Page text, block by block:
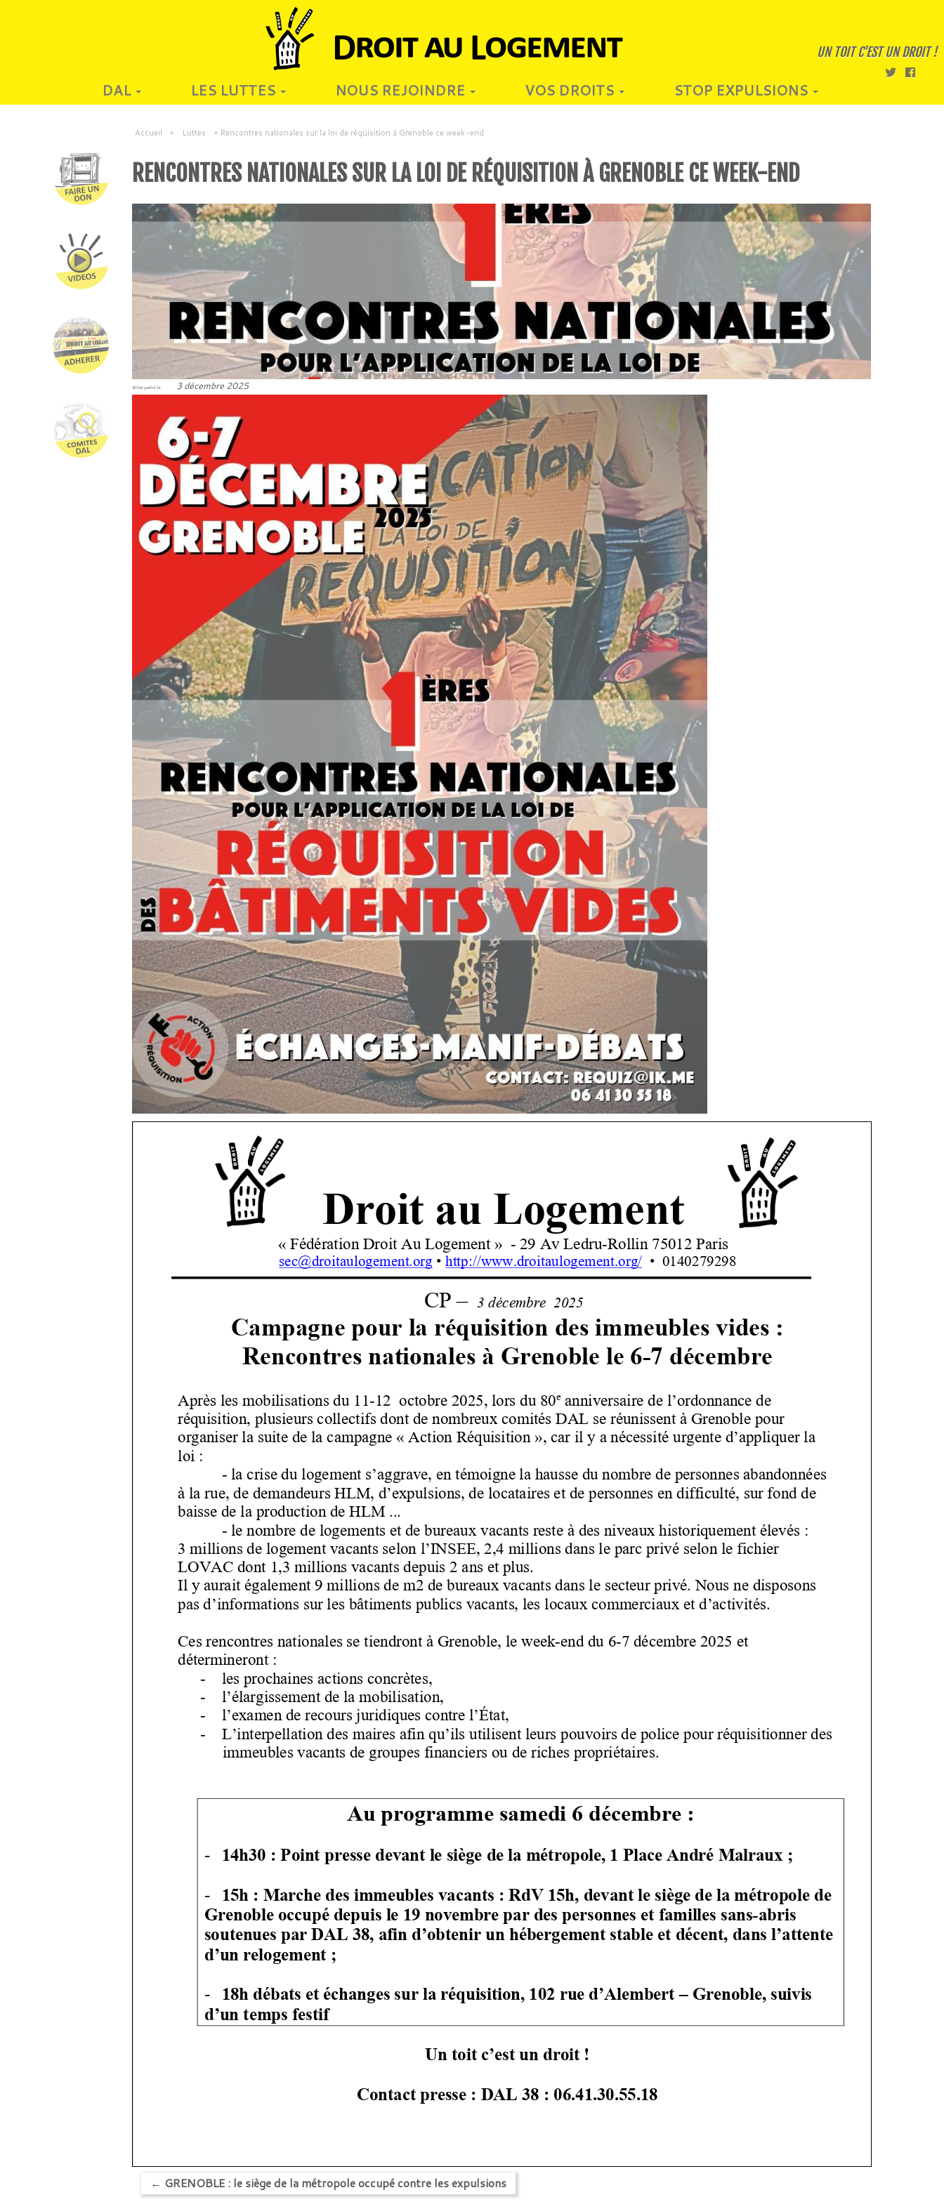
UN TOIT C'EST UN DROIT !
DAL LES LUTTES NOUS REJOINDRE VOS DROITS STOP EXPULSIONS
Accueil » Luttes » Rencontres nationales sur la loi de réquisition à Grenoble ce week-end
RENCONTRES NATIONALES SUR LA LOI DE RÉQUISITION À GRENOBLE CE WEEK-END
Billet publié le 3 décembre 2025
← GRENOBLE : le siège de la métropole occupé contre les expulsions